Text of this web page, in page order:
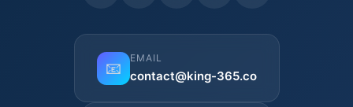
📧
EMAIL
contact@king-365.co